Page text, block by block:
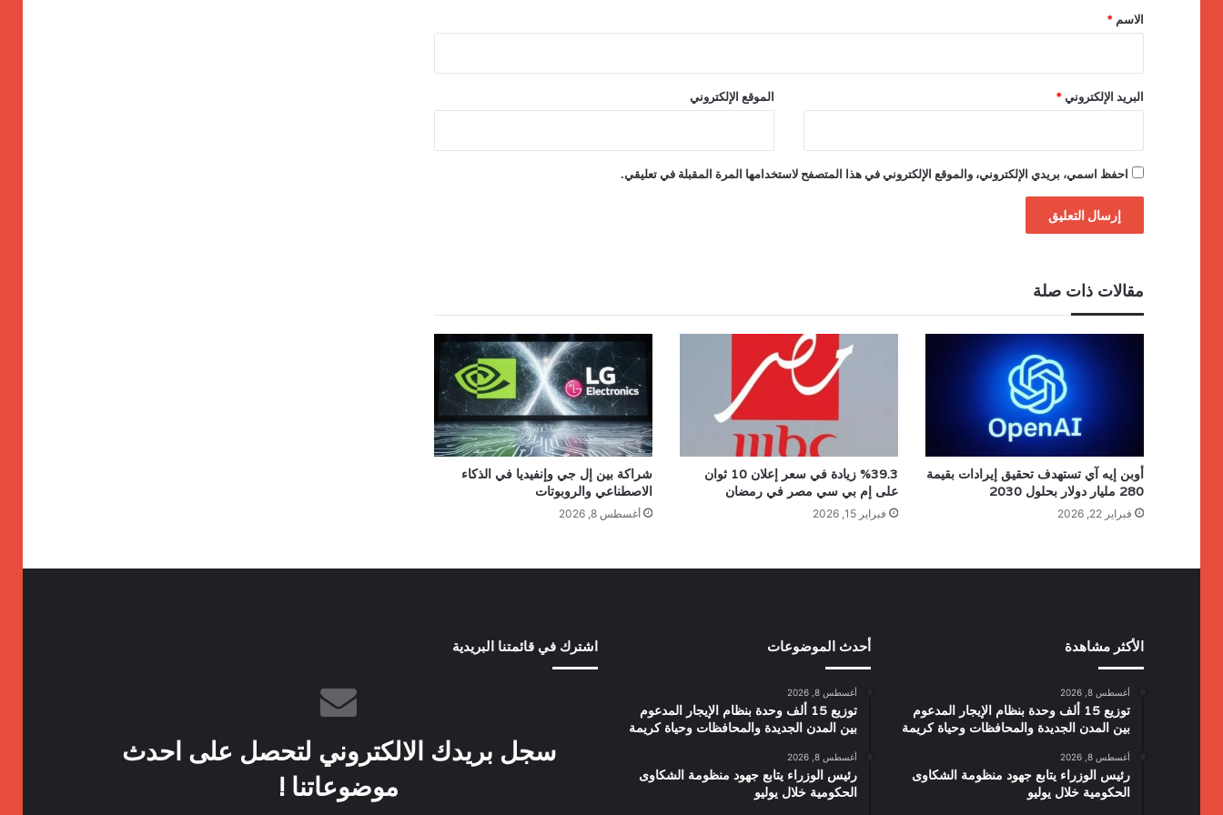
*
الاسم *
البريد الإلكتروني * الموقع الإلكتروني
احفظ اسمي، بريدي الإلكتروني، والموقع الإلكتروني في هذا المتصفح لاستخدامها المرة المقبلة في تعليقي.
مقالات ذات صلة
أوبن إيه آي تستهدف تحقيق إيرادات بقيمة
280 مليار دولار بحلول 2030
فبراير 22, 2026
%39.3 زيادة في سعر إعلان 10 ثوان
على إم بي سي مصر في رمضان
فبراير 15, 2026
شراكة بين إل جي وإنفيديا في الذكاء
الاصطناعي والروبوتات
أغسطس 8, 2026
الأكثر مشاهدة
أغسطس 8, 2026
توزيع 15 ألف وحدة بنظام الإيجار المدعوم
بين المدن الجديدة والمحافظات وحياة كريمة
أغسطس 8, 2026
رئيس الوزراء يتابع جهود منظومة الشكاوى
الحكومية خلال يوليو
أحدث الموضوعات
أغسطس 8, 2026
توزيع 15 ألف وحدة بنظام الإيجار المدعوم
بين المدن الجديدة والمحافظات وحياة كريمة
أغسطس 8, 2026
رئيس الوزراء يتابع جهود منظومة الشكاوى
الحكومية خلال يوليو
اشترك في قائمتنا البريدية
سجل بريدك الالكتروني لتحصل على احدث
موضوعاتنا !